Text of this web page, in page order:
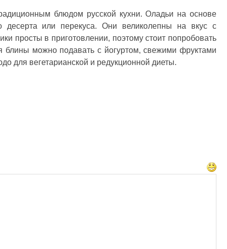
блюдом русской кухни. Оладьи на основе
десерта или перекуса. Они великолепны на вкус с
просты в приготовлении, поэтому стоит попробовать
блины можно подавать с йогуртом, свежими фруктами
для вегетарианской и редукционной диеты.